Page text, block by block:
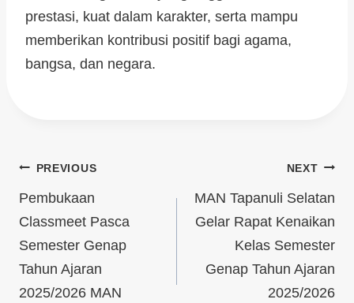
prestasi, kuat dalam karakter, serta mampu
memberikan kontribusi positif bagi agama,
bangsa, dan negara.
PREVIOUS
Pembukaan
Classmeet Pasca
Semester Genap
Tahun Ajaran
2025/2026 MAN
NEXT
MAN Tapanuli Selatan
Gelar Rapat Kenaikan
Kelas Semester
Genap Tahun Ajaran
2025/2026